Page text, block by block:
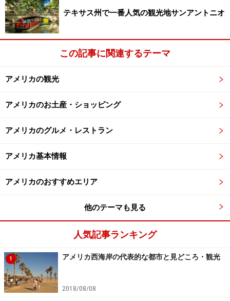
テキサス州で一番人気の観光地サンアントニオ
この記事に関連するテーマ
アメリカの観光
アメリカのお土産・ショッピング
アメリカのグルメ・レストラン
アメリカ基本情報
アメリカのおすすめエリア
他のテーマも見る
人気記事ランキング
1 アメリカ西海岸の代表的な都市と見どころ・観光
2018/08/08